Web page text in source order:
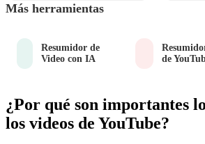
Más herramientas
Resumidor de
Video con IA
de
¿Por qué son importantes
los videos de YouTube?